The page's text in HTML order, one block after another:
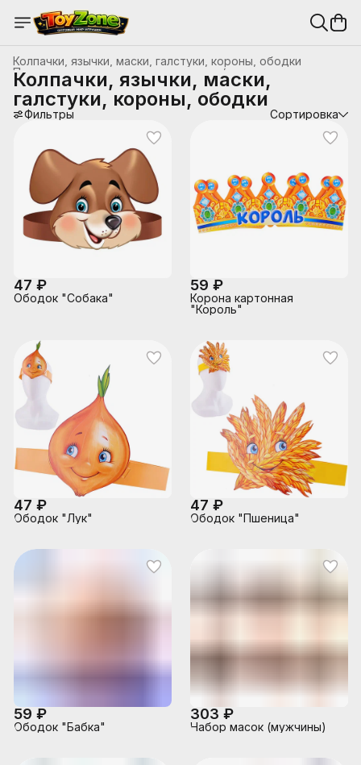
Колпачки, язычки, маски, галстуки, короны, ободки
Подарочная упаковка, аксессуары д/праздника
Товары для праздника и упаковка
Главная ›
Колпачки, язычки, маски,
галстуки, короны, ободки
Фильтры Сортировка
47 ₽
Ободок "Собака"
59 ₽
Корона картонная
"Король"
47 ₽
Ободок "Лук"
47 ₽
Ободок "Пшеница"
59 ₽
Ободок "Бабка"
303 ₽
Набор масок (мужчины)